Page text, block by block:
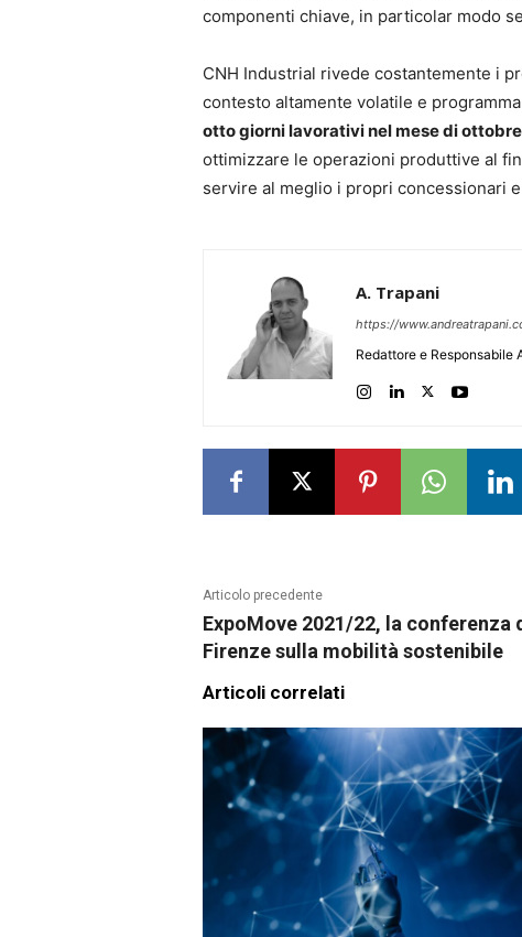
componenti chiave, in particolar modo
CNH Industrial rivede costantemente i
contesto altamente volatile e
otto giorni lavorativi nel mese di ottobre
ottimizzare le operazioni produttive al
servire al meglio i propri concessionari
A. Trapani
https://
Redattore e Responsabile
Articolo precedente
ExpoMove 2021/22, la conferenza
Firenze sulla mobilità sostenibile
Articoli correlati